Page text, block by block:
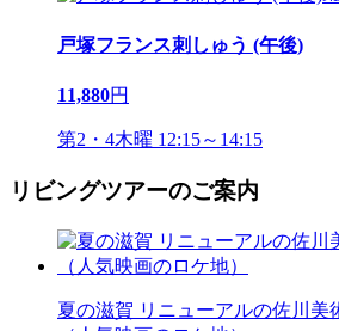
戸塚フランス刺しゅう (午後)
11,880円
第2・4木曜 12:15～14:15
リビングツアーのご案内
夏の滋賀 リニューアルの佐川美